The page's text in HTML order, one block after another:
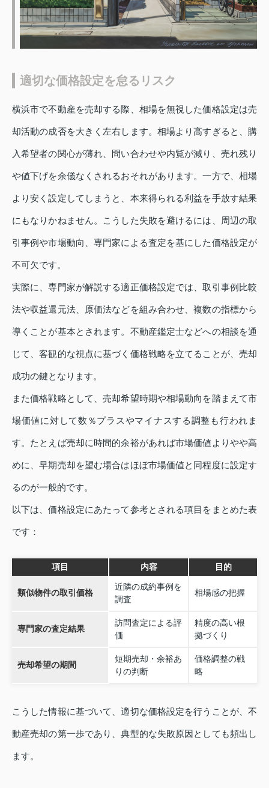
適切な価格設定を怠るリスク
横浜市で不動産を売却する際、相場を無視した価格設定は売
却活動の成否を大きく左右します。相場より高すぎると、購
入希望者の関心が薄れ、問い合わせや内覧が減り、売れ残り
や値下げを余儀なくされるおそれがあります。一方で、相場
より安く設定してしまうと、本来得られる利益を手放す結果
にもなりかねません。こうした失敗を避けるには、周辺の取
引事例や市場動向、専門家による査定を基にした価格設定が
不可欠です。
実際に、専門家が解説する適正価格設定では、取引事例比較
法や収益還元法、原価法などを組み合わせ、複数の指標から
導くことが基本とされます。不動産鑑定士などへの相談を通
じて、客観的な視点に基づく価格戦略を立てることが、売却
成功の鍵となります。
また価格戦略として、売却希望時期や相場動向を踏まえて市
場価値に対して数％プラスやマイナスする調整も行われま
す。たとえば売却に時間的余裕があれば市場価値よりやや高
めに、早期売却を望む場合はほぼ市場価値と同程度に設定す
るのが一般的です。
以下は、価格設定にあたって参考とされる項目をまとめた表
です：
項目 内容 目的
類似物件の取引価格
近隣の成約事例を
調査
相場感の把握
専門家の査定結果
訪問査定による評
価
精度の高い根
拠づくり
売却希望の期間
短期売却・余裕あ
りの判断
価格調整の戦
略
こうした情報に基づいて、適切な価格設定を行うことが、不
動産売却の第一歩であり、典型的な失敗原因としても頻出し
ます。